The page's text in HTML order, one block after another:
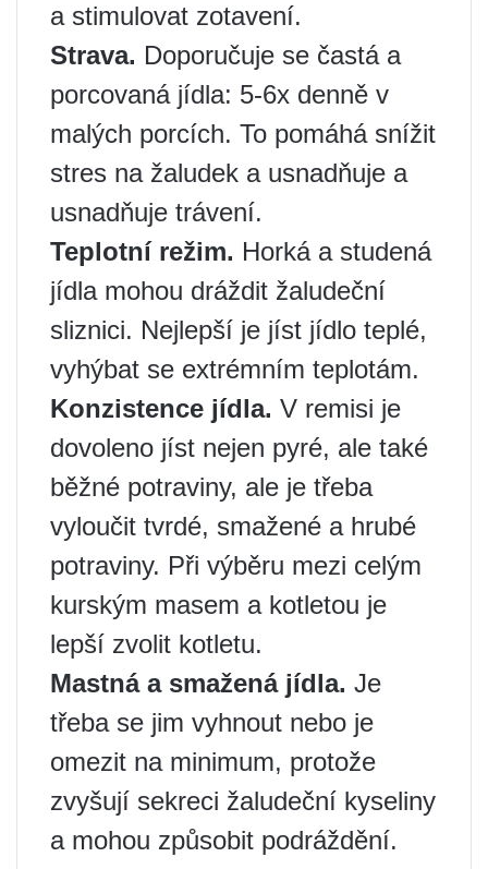
a stimulovat zotavení.
Strava. Doporučuje se častá a
porcovaná jídla: 5-6x denně v
malých porcích. To pomáhá snížit
stres na žaludek a usnadňuje a
usnadňuje trávení.
Teplotní režim. Horká a studená
jídla mohou dráždit žaludeční
sliznici. Nejlepší je jíst jídlo teplé,
vyhýbat se extrémním teplotám.
Konzistence jídla. V remisi je
dovoleno jíst nejen pyré, ale také
běžné potraviny, ale je třeba
vyloučit tvrdé, smažené a hrubé
potraviny. Při výběru mezi celým
kurským masem a kotletou je
lepší zvolit kotletu.
Mastná a smažená jídla. Je
třeba se jim vyhnout nebo je
omezit na minimum, protože
zvyšují sekreci žaludeční kyseliny
a mohou způsobit podráždění.